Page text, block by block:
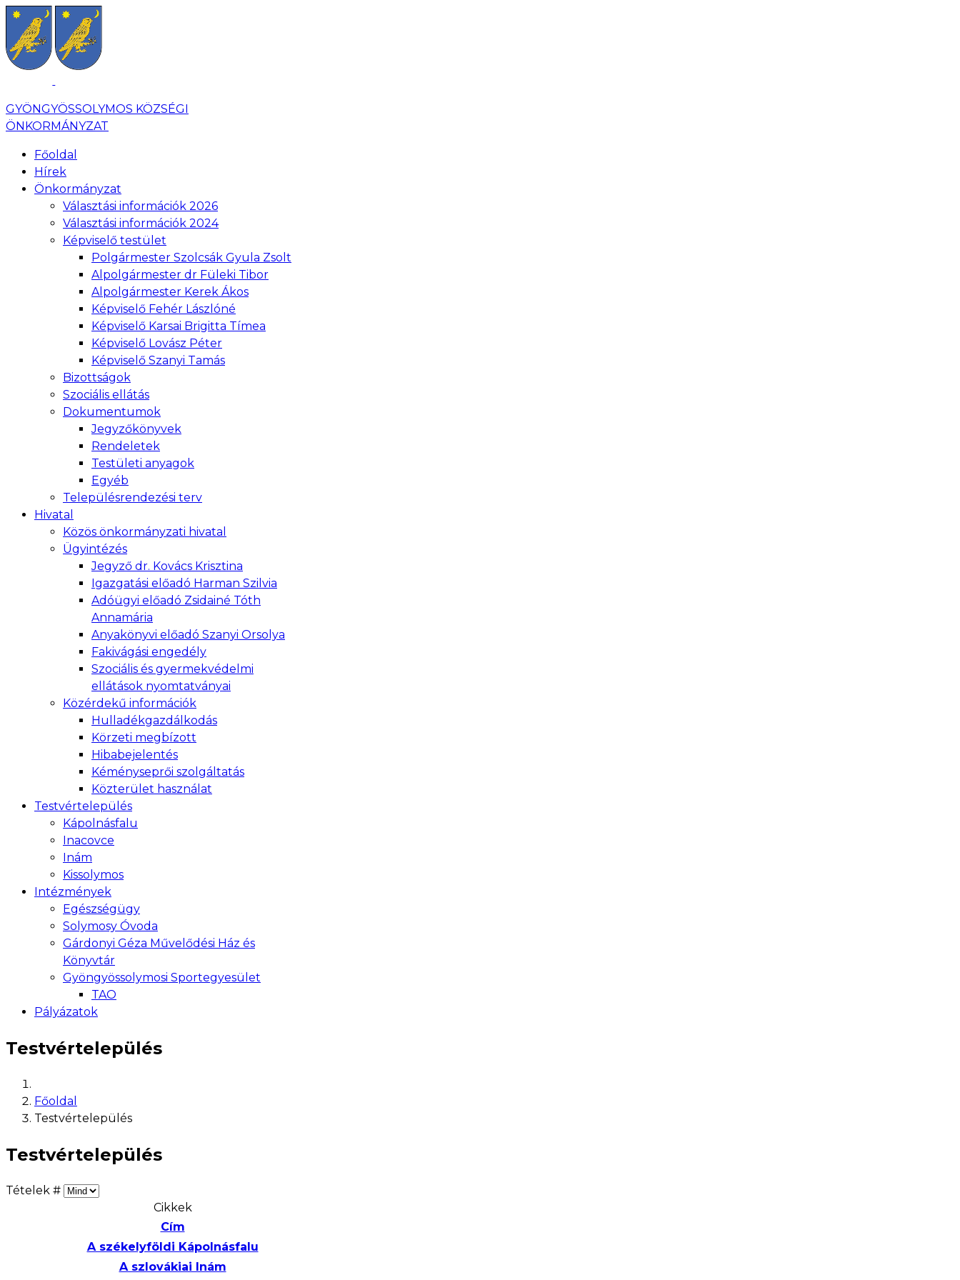
GYÖNGYÖSSOLYMOS KÖZSÉGI
ÖNKORMÁNYZAT
Főoldal
Hírek
Önkormányzat
Választási információk 2026
Választási információk 2024
Képviselő testület
Polgármester Szolcsák Gyula Zsolt
Alpolgármester dr Füleki Tibor
Alpolgármester Kerek Ákos
Képviselő Fehér Lászlóné
Képviselő Karsai Brigitta Tímea
Képviselő Lovász Péter
Képviselő Szanyi Tamás
Bizottságok
Szociális ellátás
Dokumentumok
Jegyzőkönyvek
Rendeletek
Testületi anyagok
Egyéb
Településrendezési terv
Hivatal
Közös önkormányzati hivatal
Ügyintézés
Jegyző dr. Kovács Krisztina
Igazgatási előadó Harman Szilvia
Adóügyi előadó Zsidainé Tóth
Annamária
Anyakönyvi előadó Szanyi Orsolya
Fakivágási engedély
Szociális és gyermekvédelmi
ellátások nyomtatványai
Közérdekű információk
Hulladékgazdálkodás
Körzeti megbízott
Hibabejelentés
Kéményseprői szolgáltatás
Közterület használat
Testvértelepülés
Kápolnásfalu
Inacovce
Inám
Kissolymos
Intézmények
Egészségügy
Solymosy Óvoda
Gárdonyi Géza Művelődési Ház és
Könyvtár
Gyöngyössolymosi Sportegyesület
TAO
Pályázatok
Testvértelepülés
Főoldal
Testvértelepülés
Testvértelepülés
Tételek #
Cikkek
Cím
A székelyföldi Kápolnásfalu
A szlovákiai Inám